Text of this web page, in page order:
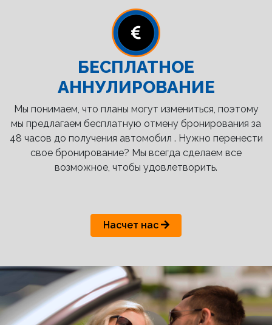
БЕСПЛАТНОЕ
АННУЛИРОВАНИЕ
Мы понимаем, что планы могут измениться, поэтому
мы предлагаем бесплатную отмену бронирования за
48 часов до получения автомобил . Нужно перенести
свое бронирование? Мы всегда сделаем все
возможное, чтобы удовлетворить.
Насчет нас